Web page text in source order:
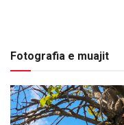
Fotografia e muajit